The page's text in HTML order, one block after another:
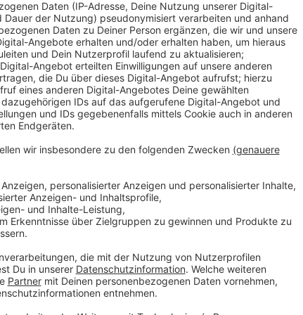
Niedrigere Temperaturen in Schwimmbecken, ein
oder kaltes Duschen in den Sporthallen. Nur drei Beispiele,
Energie gespart hat. Ob einige dieser Maßnahmen im
zukommen, darüber diskutiert die Stadt noch. Vorgaben aus
diesem Jahr wohl eher nicht geben. Das hätte der
kleinere Energiesparmaßnahmen laufen laut Stadt ohnehin
Heizungen regelmäßig auf ihre Effizienz geprüft werden.
Anzeige
Weitere Meldungen aus Leverkusen
Anzeige
Leverkusener OGS demonstriert vor NRW-Landtag